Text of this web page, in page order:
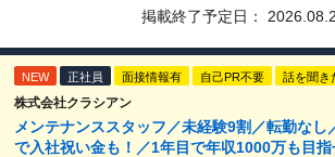
掲載終了予定日：
NEW 正社員 面接情報有 自己PR不要 話を聞き
株式会社クラシアン
メンテナンススタッフ／未経験9割／転勤なし
で入社祝い金も！／1年目で年収1000万も目指